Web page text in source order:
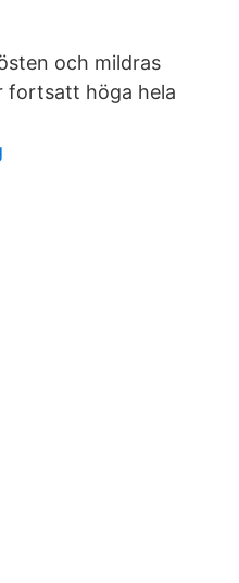
och mildras
fortsatt höga hela